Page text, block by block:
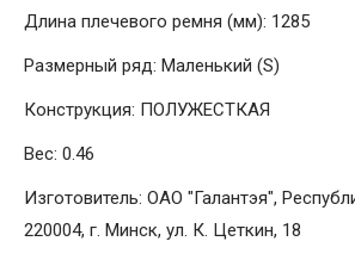
Длина плечевого ремня (мм): 1285
Размерный ряд: Маленький (S)
Конструкция: ПОЛУЖЕСТКАЯ
Вес: 0.46
Изготовитель: ОАО "Галантэя",
220004, г. Минск, ул. К. Цеткин, 18